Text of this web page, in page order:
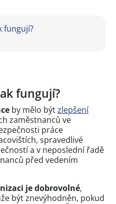
fungují?
fungují?
by mělo býtzlepšení
zaměstnanců ve
práce
spravedlivé
a v neposlední řadě
před vedením
je dobrovolné,
být znevýhodněn, pokud